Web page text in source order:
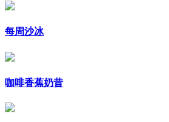
每周沙冰
咖啡香蕉奶昔